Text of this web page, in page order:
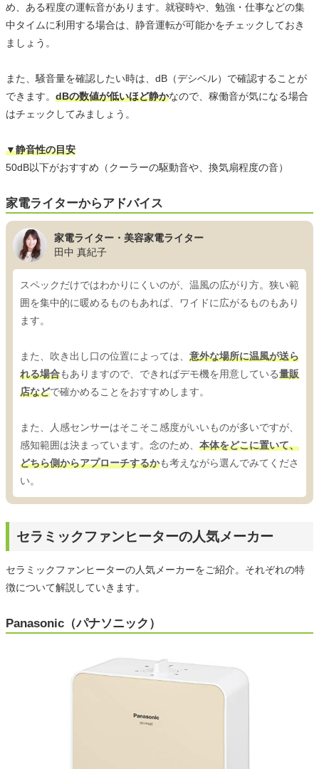
め、ある程度の運転音があります。就寝時や、勉強・仕事などの集
中タイムに利用する場合は、静音運転が可能かをチェックしておき
ましょう。
また、騒音量を確認したい時は、dB（デシベル）で確認することが
できます。 dBの数値が低いほど静かなので、稼働音が気になる場合
はチェックしてみましょう。
▼静音性の目安
50dB以下がおすすめ（クーラーの駆動音や、換気扇程度の音）
家電ライターからアドバイス
家電ライター・美容家電ライター
田中 真紀子
スペックだけではわかりにくいのが、温風の広がり方。狭い範
囲を集中的に暖めるものもあれば、ワイドに広がるものもあり
ます。
また、吹き出し口の位置によっては、 意外な場所に温風が送ら
れる場合もありますので、できればデモ機を用意している量販
店などで確かめることをおすすめします。
また、人感センサーはそこそこ感度がいいものが多いですが、
感知範囲は決まっています。念のため、 本体をどこに置いて、
どちら側からアプローチするかも考えながら選んでみてくださ
い。
セラミックファンヒーターの人気メーカー
セラミックファンヒーターの人気メーカーをご紹介。それぞれの特
徴について解説していきます。
Panasonic（パナソニック）